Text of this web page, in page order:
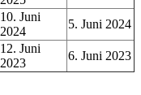
10. Juni
2024
5. Juni 2024
12. Juni
2023
6. Juni 2023